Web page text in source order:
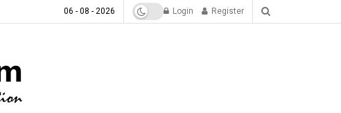
06 - 08 - 2026 Login Register